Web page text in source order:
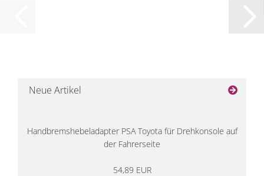
Neue Artikel
Handbremshebeladapter PSA Toyota für Drehkonsole auf
der Fahrerseite
54,89 EUR